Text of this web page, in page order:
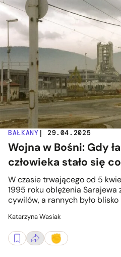
BAŁKANY | 29.04.2025
Wojna w Bośni: Gdy
człowieka stało się
W czasie trwającego od 5
1995 roku oblężenia Sarajewa
cywilów, a rannych było
Katarzyna Wasiak